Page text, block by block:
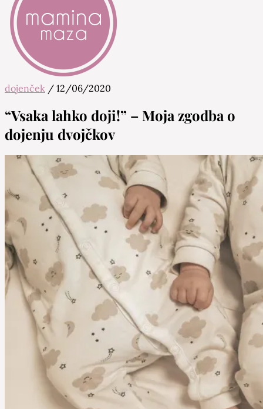
Mamina Maza
dojenček / 12/06/2020
“Vsaka lahko doji!” – Moja zgodba o
dojenju dvojčkov